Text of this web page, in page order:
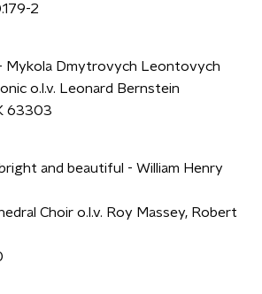
2
Mykola Dmytrovych Leontovych
o.l.v. Leonard Bernstein
63303
and beautiful - William Henry
Choir o.l.v. Roy Massey, Robert